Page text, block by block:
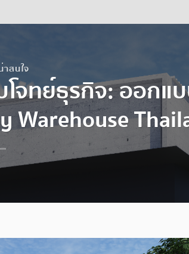
สนใจ
จทย์ธุรกิจ: ออกแ
Warehouse